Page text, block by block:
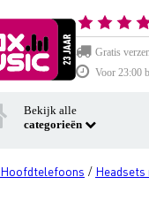
Gratis
Voor 23:00
Bekijk alle
categorieën
Hoofdtelefoons /